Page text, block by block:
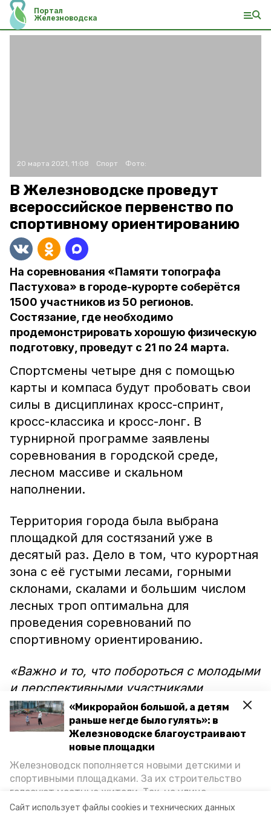
Сайт использует файлы cookies и технических данных
«Микрорайон большой, а детям
раньше негде было гулять»: в
Железноводске благоустраивают
новые площадки
Железноводск пополняется новыми детскими и
спортивными площадками. За их строительство
голосуют местные жители. Так, на улице
Октябрьской уже появилось современное
Портал
Железноводска
20 марта 2021, 11:08 Спорт Фото:
В Железноводске проведут
всероссийское первенство по
спортивному ориентированию
На соревнования «Памяти топографа
Пастухова» в городе-курорте соберётся
1500 участников из 50 регионов.
Состязание, где необходимо
продемонстрировать хорошую физическую
подготовку, проведут с 21 по 24 марта.
Спортсмены четыре дня с помощью
карты и компаса будут пробовать свои
силы в дисциплинах кросс-спринт,
кросс-классика и кросс-лонг. В
турнирной программе заявлены
соревнования в городской среде,
лесном массиве и скальном
наполнении.
Территория города была выбрана
площадкой для состязаний уже в
десятый раз. Дело в том, что курортная
зона с её густыми лесами, горными
склонами, скалами и большим числом
лесных троп оптимальна для
проведения соревнований по
спортивному ориентированию.
«Важно и то, что побороться с молодыми
и перспективными участниками
соревнований приедут и ветераны
спортивного ориентирования, участники
и победители прошлых лет. Искренне
восхищаюсь такими людьми — воле
которых стоит позавидовать», — отметил
глава Железноводска Евгений Моисеев.